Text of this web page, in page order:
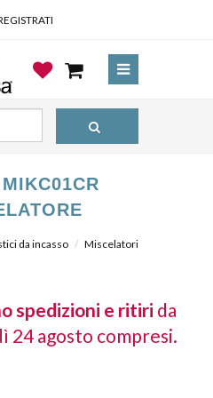
da incasso Miscelatori
spedizioni e ritiri da
24 agosto compresi.